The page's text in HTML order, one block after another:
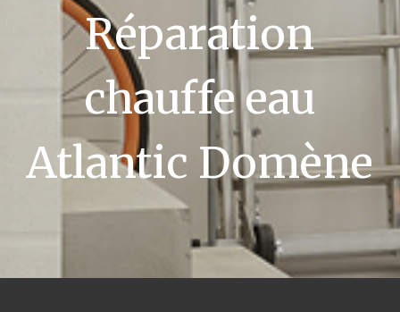
Réparation
chauffe eau
Atlantic Domène